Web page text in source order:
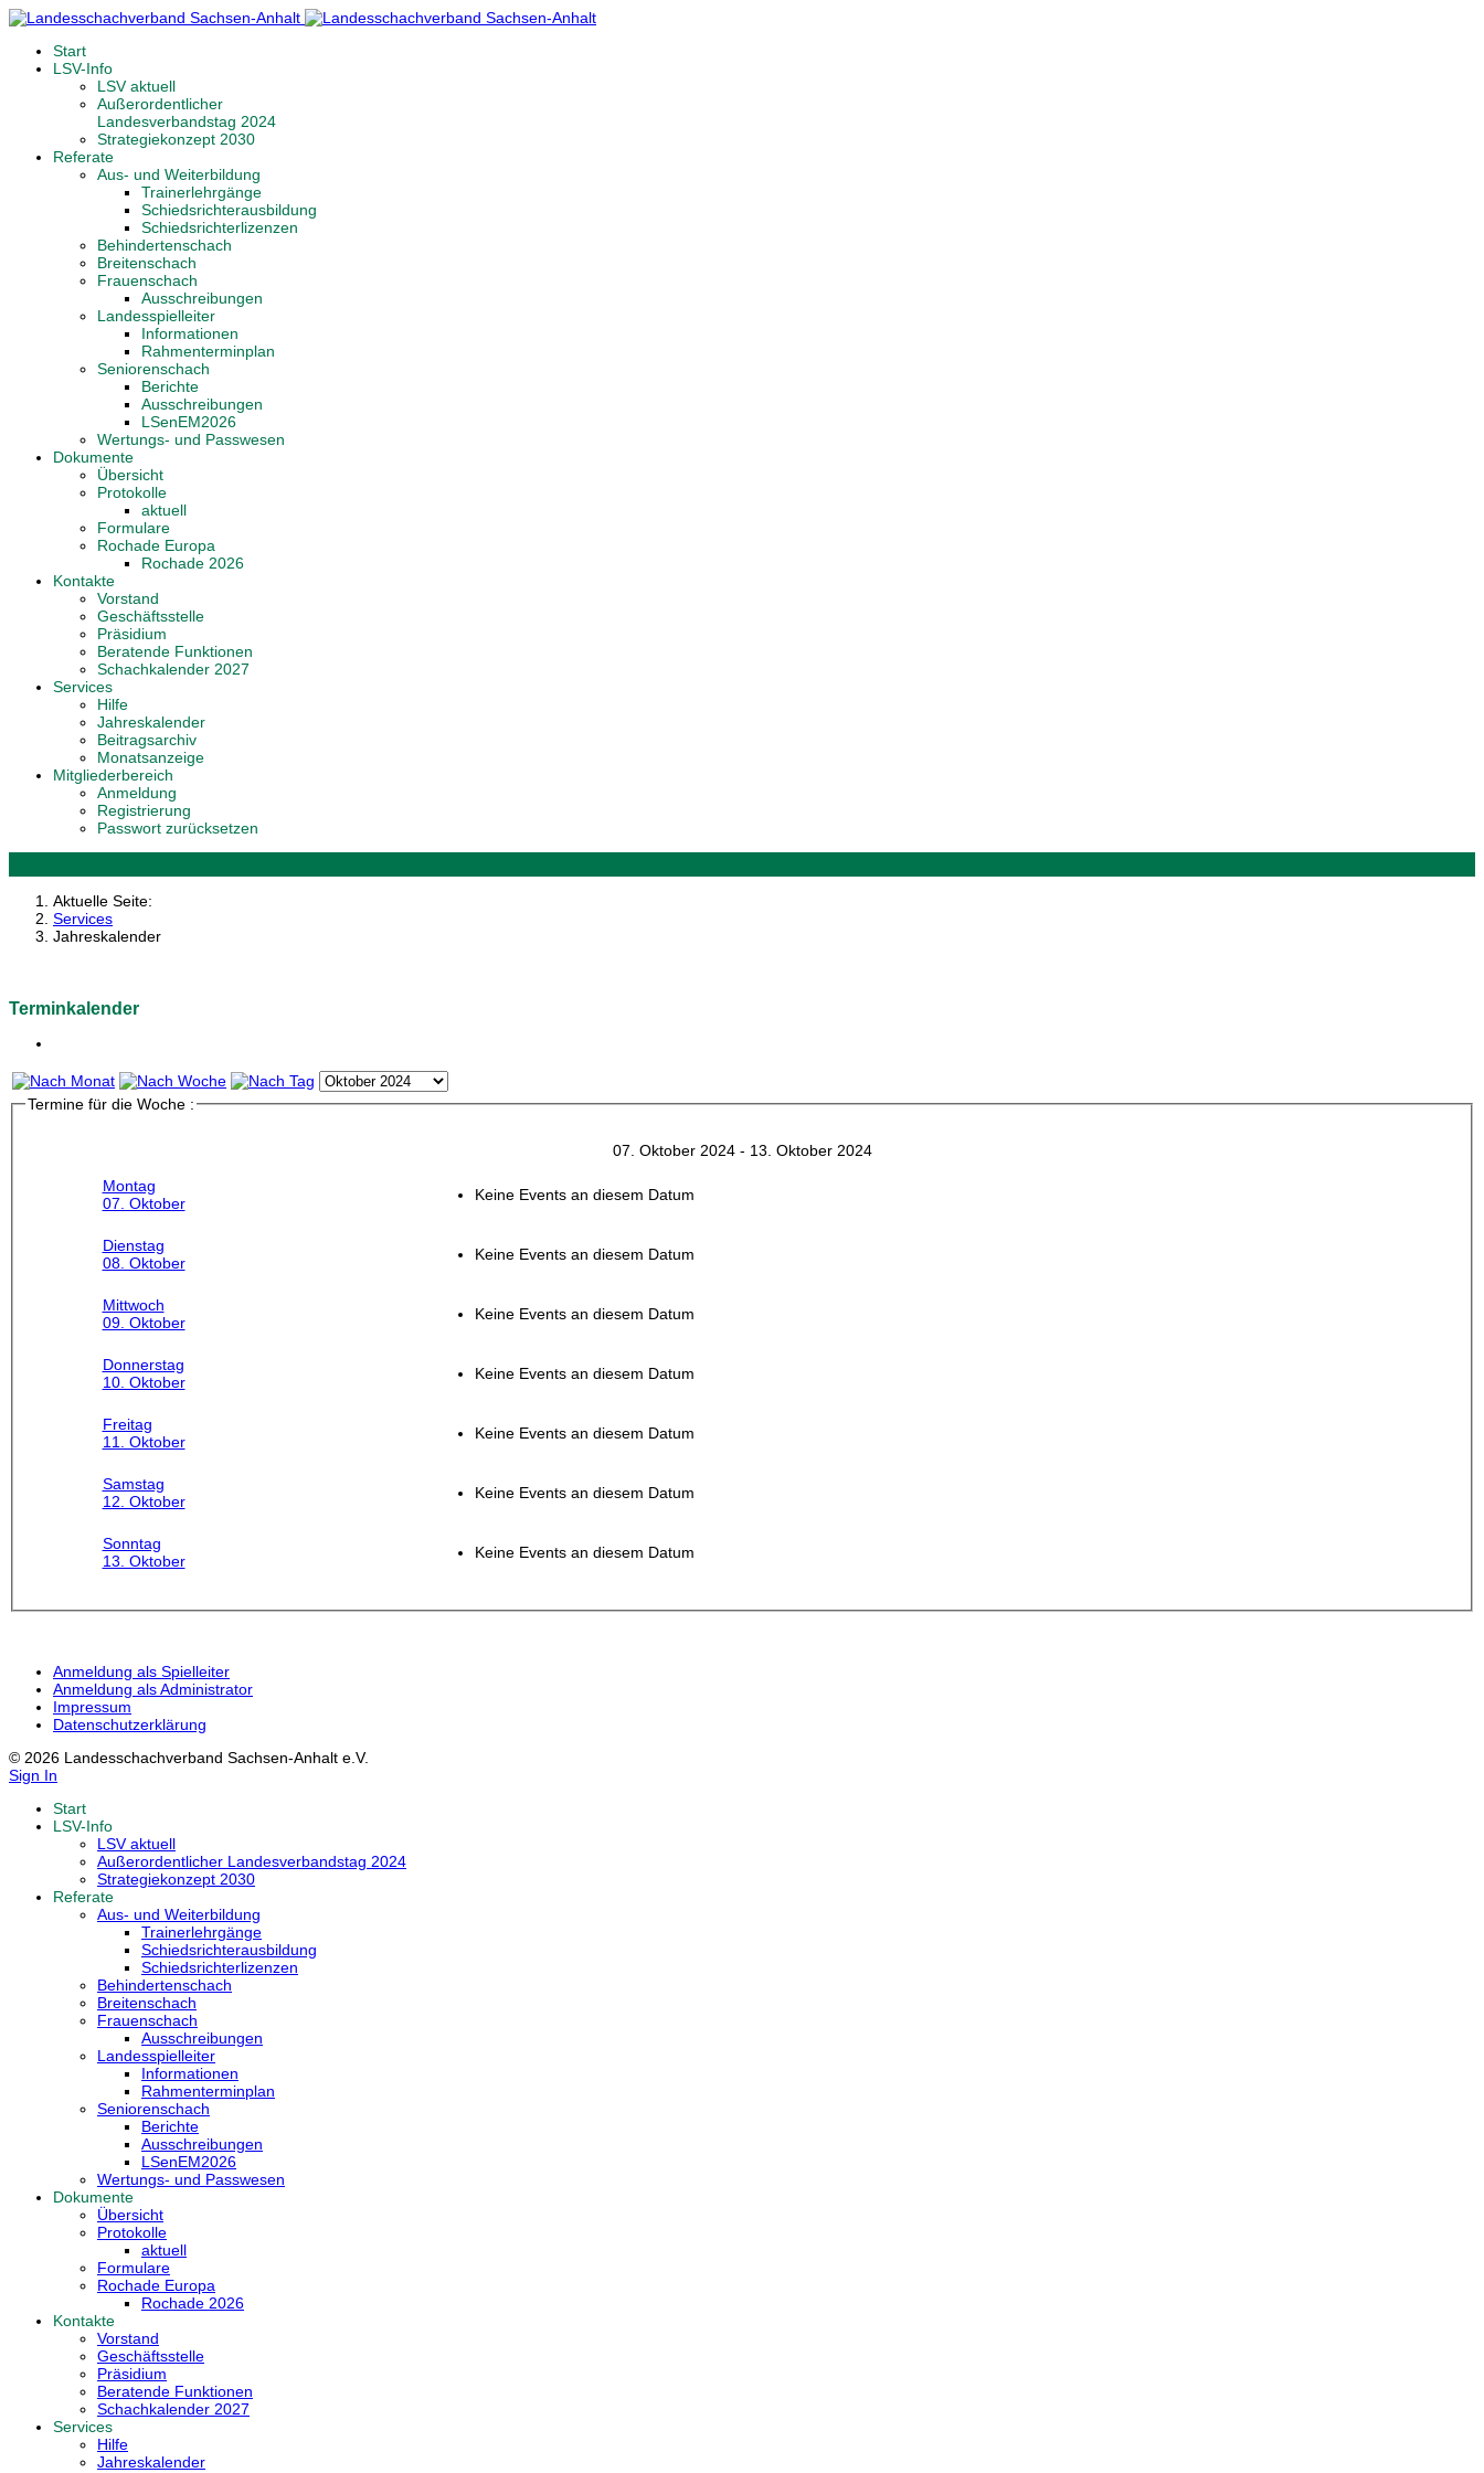
Start
LSV-Info
LSV aktuell
Außerordentlicher
Landesverbandstag 2024
Strategiekonzept 2030
Referate
Aus- und Weiterbildung
Trainerlehrgänge
Schiedsrichterausbildung
Schiedsrichterlizenzen
Behindertenschach
Breitenschach
Frauenschach
Ausschreibungen
Landesspielleiter
Informationen
Rahmenterminplan
Seniorenschach
Berichte
Ausschreibungen
LSenEM2026
Wertungs- und Passwesen
Dokumente
Übersicht
Protokolle
aktuell
Formulare
Rochade Europa
Rochade 2026
Kontakte
Vorstand
Geschäftsstelle
Präsidium
Beratende Funktionen
Schachkalender 2027
Services
Hilfe
Jahreskalender
Beitragsarchiv
Monatsanzeige
Mitgliederbereich
Anmeldung
Registrierung
Passwort zurücksetzen
Aktuelle Seite:
Services
Jahreskalender
Terminkalender
Termine für die Woche :
07. Oktober 2024 - 13. Oktober 2024
Montag
07. Oktober
Keine Events an diesem Datum
Dienstag
08. Oktober
Keine Events an diesem Datum
Mittwoch
09. Oktober
Keine Events an diesem Datum
Donnerstag
10. Oktober
Keine Events an diesem Datum
Freitag
11. Oktober
Keine Events an diesem Datum
Samstag
12. Oktober
Keine Events an diesem Datum
Sonntag
13. Oktober
Keine Events an diesem Datum
Anmeldung als Spielleiter
Anmeldung als Administrator
Impressum
Datenschutzerklärung
© 2026 Landesschachverband Sachsen-Anhalt e.V.
Sign In
Start
LSV-Info
LSV aktuell
Außerordentlicher Landesverbandstag 2024
Strategiekonzept 2030
Referate
Aus- und Weiterbildung
Trainerlehrgänge
Schiedsrichterausbildung
Schiedsrichterlizenzen
Behindertenschach
Breitenschach
Frauenschach
Ausschreibungen
Landesspielleiter
Informationen
Rahmenterminplan
Seniorenschach
Berichte
Ausschreibungen
LSenEM2026
Wertungs- und Passwesen
Dokumente
Übersicht
Protokolle
aktuell
Formulare
Rochade Europa
Rochade 2026
Kontakte
Vorstand
Geschäftsstelle
Präsidium
Beratende Funktionen
Schachkalender 2027
Services
Hilfe
Jahreskalender